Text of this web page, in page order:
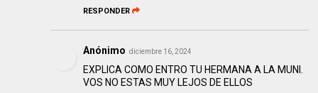
RESPONDER
Anónimo diciembre 16, 2024
EXPLICA COMO ENTRO TU HERMANA A LA MUNI.
VOS NO ESTAS MUY LEJOS DE ELLOS